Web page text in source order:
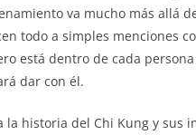
va mucho más allá
todo a simples menciones
está dentro de cada
dar con él.
la historia del Chi Kung y sus